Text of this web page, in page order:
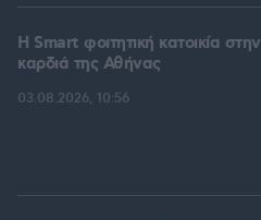
Η Smart φοιτητική κατοικία στην
καρδιά της Αθήνας
03.08.2026, 10:56